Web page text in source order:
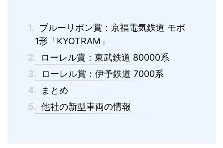
1. ブルーリボン賞：京福電気鉄道 モボ
1形「KYOTRAM」
2.
ローレル賞：東武鉄道 80000系
3.
ローレル賞：伊予鉄道 7000系
4.
まとめ
5. 他社の新型車両の情報